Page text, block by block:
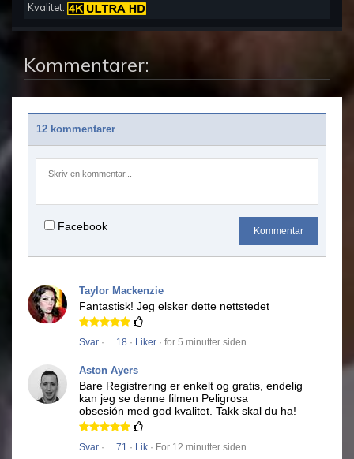
Kvalitet:
Kommentarer:
12 kommentarer
Facebook Kommentar
Taylor Mackenzie
Fantastisk! Jeg elsker dette nettstedet
Svar · 18 · Liker · for 5 minutter siden
Aston Ayers
Bare Registrering er enkelt og gratis, endelig
kan jeg se denne filmen Peligrosa
obsesión med god kvalitet. Takk skal du ha!
Svar · 71 · Lik · For 12 minutter siden